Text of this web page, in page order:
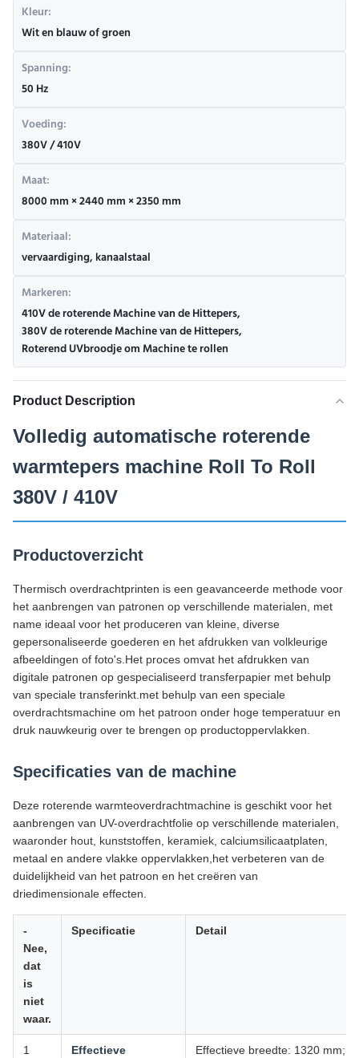
Kleur:
Wit en blauw of groen
Spanning:
50 Hz
Voeding:
380V / 410V
Maat:
8000 mm × 2440 mm × 2350 mm
Materiaal:
vervaardiging, kanaalstaal
Markeren:
410V de roterende Machine van de Hittepers,
380V de roterende Machine van de Hittepers,
Roterend UVbroodje om Machine te rollen
Product Description
Volledig automatische roterende
warmtepers machine Roll To Roll
380V / 410V
Productoverzicht
Thermisch overdrachtprinten is een geavanceerde methode voor
het aanbrengen van patronen op verschillende materialen, met
name ideaal voor het produceren van kleine, diverse
gepersonaliseerde goederen en het afdrukken van volkleurige
afbeeldingen of foto's.Het proces omvat het afdrukken van
digitale patronen op gespecialiseerd transferpapier met behulp
van speciale transferinkt.met behulp van een speciale
overdrachtsmachine om het patroon onder hoge temperatuur en
druk nauwkeurig over te brengen op productoppervlakken.
Specificaties van de machine
Deze roterende warmteoverdrachtmachine is geschikt voor het
aanbrengen van UV-overdrachtfolie op verschillende materialen,
waaronder hout, kunststoffen, keramiek, calciumsilicaatplaten,
metaal en andere vlakke oppervlakken,het verbeteren van de
duidelijkheid van het patroon en het creëren van
driedimensionale effecten.
-
Nee,
dat
is
niet
waar.
Specificatie Detail
1
Effectieve
Effectieve breedte: 1320 mm;